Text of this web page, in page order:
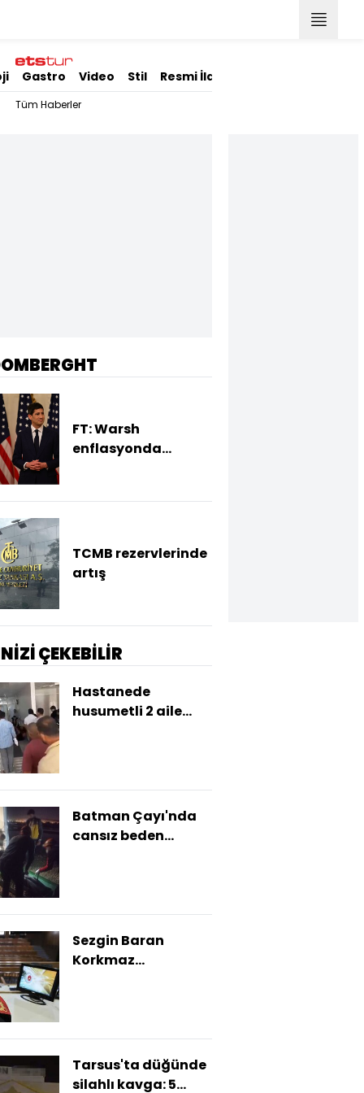
Gastro Video Stil Resmi İlanlar
Tüm Haberler
FT: Warsh
enflasyonda
TCMB rezervlerinde
artış
ÇEKEBİLİR
Hastanede
husumetli 2 aile
Batman Çayı'nda
cansız beden
Sezgin Baran
Korkmaz
Tarsus'ta düğünde
silahlı kavga: 5